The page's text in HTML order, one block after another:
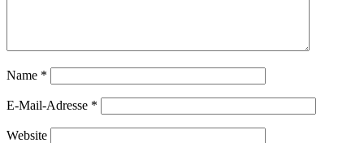
Name *
E-Mail-Adresse *
Website